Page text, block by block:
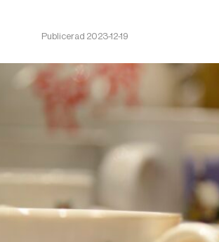
Publicerad 2023-12-19